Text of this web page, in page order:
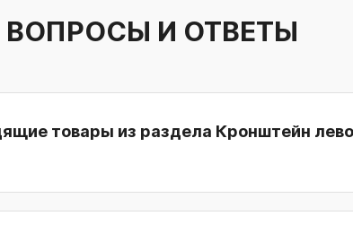
ВОПРОСЫ И ОТВЕТЫ
товары из раздела Кронштейн